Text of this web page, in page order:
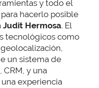
y todo el
hacerlo posible
Judit Hermosa. El
tecnológicos como
un sistema de
y una
experiencia